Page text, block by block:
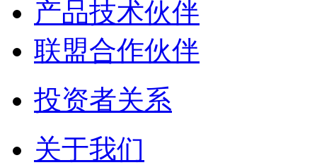
产品技术伙伴
联盟合作伙伴
投资者关系
关于我们